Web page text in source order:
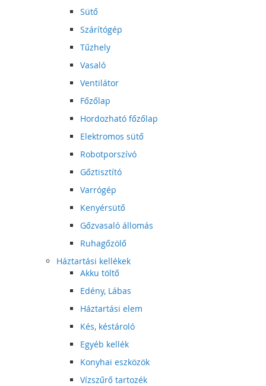
Sütő
Szárítógép
Tűzhely
Vasaló
Ventilátor
Főzőlap
Hordozható főzőlap
Elektromos sütő
Robotporszívó
Gőztisztító
Varrógép
Kenyérsütő
Gőzvasaló állomás
Ruhagőzölő
Háztartási kellékek
Akku töltő
Edény, Lábas
Háztartási elem
Kés, késtároló
Egyéb kellék
Konyhai eszközök
Vízszűrő tartozék